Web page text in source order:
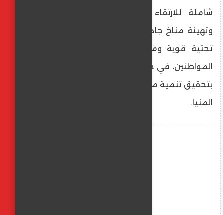
شاملة للارتقاء بالمظهر الحضاري للمدينة،
وتهيئة مناخ جاذب للاستثمار يعتمد على بنية
تحتية قوية ومساحات منظمة تسهّل حركة
المواطنين، في خطوة تعكس التزام المحافظة
بتحقيق تنمية مستدامة تعود بالنفع على أبناء
المنيا.